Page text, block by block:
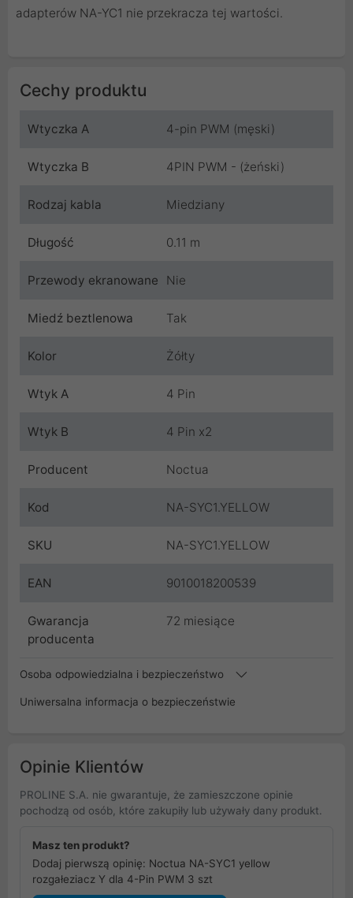
adapterów NA-YC1 nie przekracza tej wartości.
Cechy produktu
Wtyczka A 4-pin PWM (męski)
Wtyczka B 4PIN PWM - (żeński)
Rodzaj kabla Miedziany
Długość 0.11 m
Przewody ekranowane Nie
Miedź beztlenowa Tak
Kolor Żółty
Wtyk A 4 Pin
Wtyk B 4 Pin x2
Producent Noctua
Kod NA-SYC1.YELLOW
SKU NA-SYC1.YELLOW
EAN 9010018200539
Gwarancja
producenta
72 miesiące
Osoba odpowiedzialna i bezpieczeństwo
Uniwersalna informacja o bezpieczeństwie
Opinie Klientów
PROLINE S.A. nie gwarantuje, że zamieszczone opinie
pochodzą od osób, które zakupiły lub używały dany produkt.
Masz ten produkt?
Dodaj pierwszą opinię: Noctua NA-SYC1 yellow
rozgałeziacz Y dla 4-Pin PWM 3 szt